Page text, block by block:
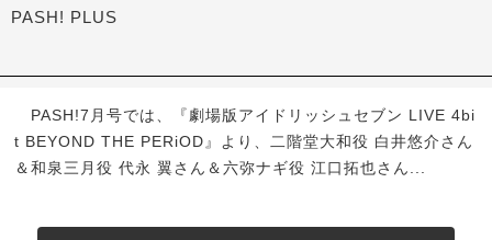
PASH! PLUS
PASH!7月号では、『劇場版アイドリッシュセブン LIVE 4bi
t BEYOND THE PERiOD』より、二階堂大和役 白井悠介さん
＆和泉三月役 代永 翼さん＆六弥ナギ役 江口拓也さん...